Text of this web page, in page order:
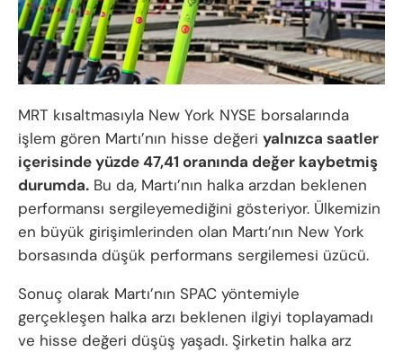
MRT kısaltmasıyla New York NYSE borsalarında
işlem gören Martı’nın hisse değeri yalnızca saatler
içerisinde yüzde 47,41 oranında değer kaybetmiş
durumda. Bu da, Martı’nın halka arzdan beklenen
performansı sergileyemediğini gösteriyor. Ülkemizin
en büyük girişimlerinden olan Martı’nın New York
borsasında düşük performans sergilemesi üzücü.
Sonuç olarak Martı’nın SPAC yöntemiyle
gerçekleşen halka arzı beklenen ilgiyi toplayamadı
ve hisse değeri düşüş yaşadı. Şirketin halka arz